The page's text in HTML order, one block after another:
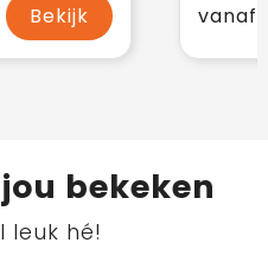
Bekijk vanaf
bekeken
leuk hé!